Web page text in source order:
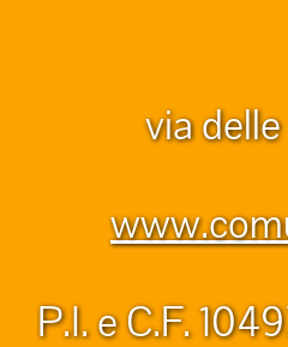
via
P.I. e C.F.